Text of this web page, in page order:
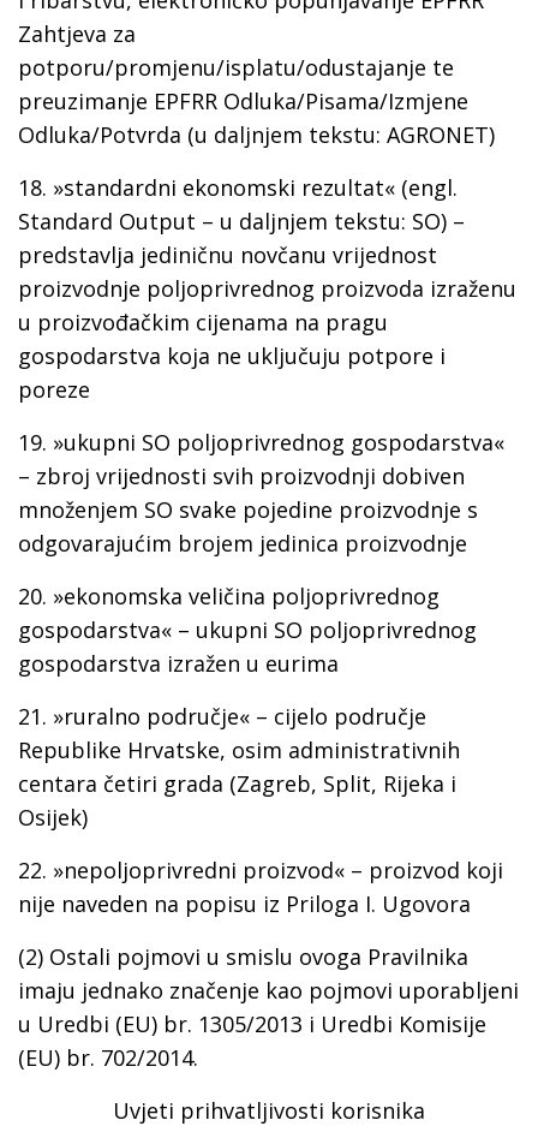
Zahtjeva za
potporu/promjenu/isplatu/odustajanje te
preuzimanje EPFRR Odluka/Pisama/Izmjene
Odluka/Potvrda (u daljnjem tekstu: AGRONET)
18. »standardni ekonomski rezultat« (engl.
Standard Output – u daljnjem tekstu: SO) –
predstavlja jediničnu novčanu vrijednost
proizvodnje poljoprivrednog proizvoda izraženu
u proizvođačkim cijenama na pragu
gospodarstva koja ne uključuju potpore i
poreze
19. »ukupni SO poljoprivrednog gospodarstva«
– zbroj vrijednosti svih proizvodnji dobiven
množenjem SO svake pojedine proizvodnje s
odgovarajućim brojem jedinica proizvodnje
20. »ekonomska veličina poljoprivrednog
gospodarstva« – ukupni SO poljoprivrednog
gospodarstva izražen u eurima
21. »ruralno područje« – cijelo područje
Republike Hrvatske, osim administrativnih
centara četiri grada (Zagreb, Split, Rijeka i
Osijek)
22. »nepoljoprivredni proizvod« – proizvod koji
nije naveden na popisu iz Priloga I. Ugovora
(2) Ostali pojmovi u smislu ovoga Pravilnika
imaju jednako značenje kao pojmovi uporabljeni
u Uredbi (EU) br. 1305/2013 i Uredbi Komisije
(EU) br. 702/2014.
Uvjeti prihvatljivosti korisnika